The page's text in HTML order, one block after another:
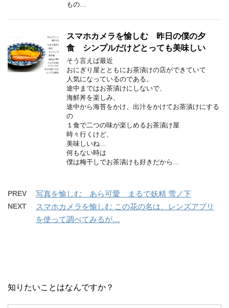
もの…
スマホカメラを愉しむ 昨日の僕の夕
食 シンプルだけどとっても美味しい
そう言えば最近
おにぎり屋とともにお茶漬けの店ができていて
人気になっているのである。
途中まではお茶漬けにしないで、
海鮮丼を楽しみ、
途中から海苔をかけ、出汁をかけてお茶漬けにする
の
１食で二つの味が楽しめるお茶漬け屋
時々行くけど、
美味しいね…
何もない時は
僕は梅干しでお茶漬けも好きだから…
PREV 写真を愉しむ あら可愛 まるで妖精 雪ノ下
NEXT
スマホカメラを愉しむ この花の名は、レンズアプリ
を使って調べてみるが…
知りたいことはなんですか？